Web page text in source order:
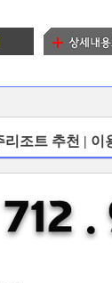
조트 추천 | 이